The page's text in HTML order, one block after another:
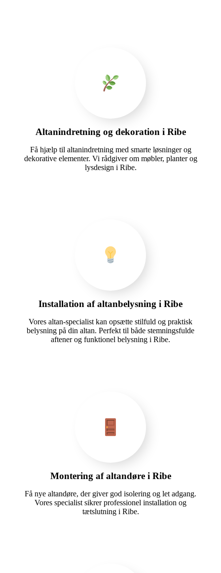
Altanindretning og dekoration i Ribe
Få hjælp til altanindretning med smarte løsninger og
dekorative elementer. Vi rådgiver om møbler, planter og
lysdesign i Ribe.
Installation af altanbelysning i Ribe
Vores altan-specialist kan opsætte stilfuld og praktisk
belysning på din altan. Perfekt til både stemningsfulde
aftener og funktionel belysning i Ribe.
Montering af altandøre i Ribe
Få nye altandøre, der giver god isolering og let adgang.
Vores specialist sikrer professionel installation og
tætslutning i Ribe.